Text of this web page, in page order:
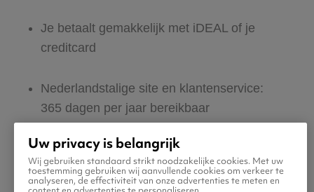
Je betaalt gemakkelijk met iDEAL of je
creditcard
Nederlandstalige site en klantenservice:
365 dagen per jaar bereikbaar
Zeker van veilig boeken en betalen
Boek ook direct een hotel of huurauto voor
Uw privacy is belangrijk
Wij gebruiken standaard strikt noodzakelijke cookies. Met uw
toestemming gebruiken wij aanvullende cookies om verkeer te
analyseren, de effectiviteit van onze advertenties te meten en